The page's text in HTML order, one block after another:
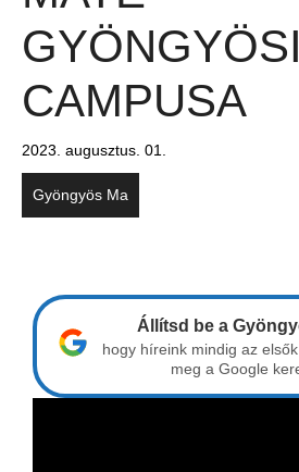
GYÖNGYÖSI
CAMPUSA
2023. augusztus. 01.
Gyöngyös Ma
Állítsd be a
hogy híreink mindig az
meg a Google